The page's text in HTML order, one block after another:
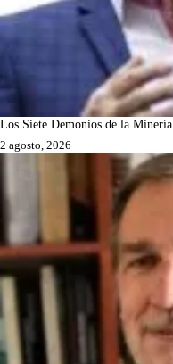
Los Siete Demonios de la Minería
2 agosto, 2026